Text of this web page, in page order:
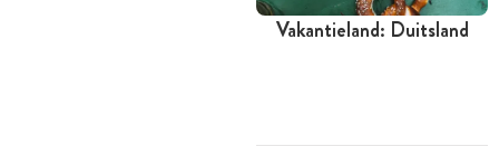
Vakantieland: Duitsland